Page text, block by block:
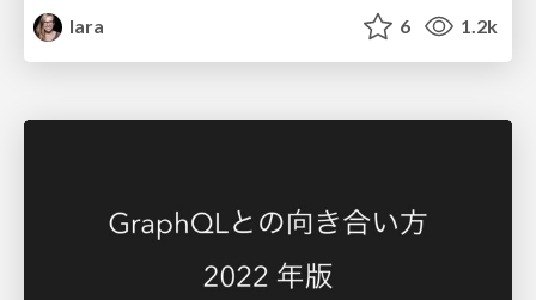
lara
6 1.2k